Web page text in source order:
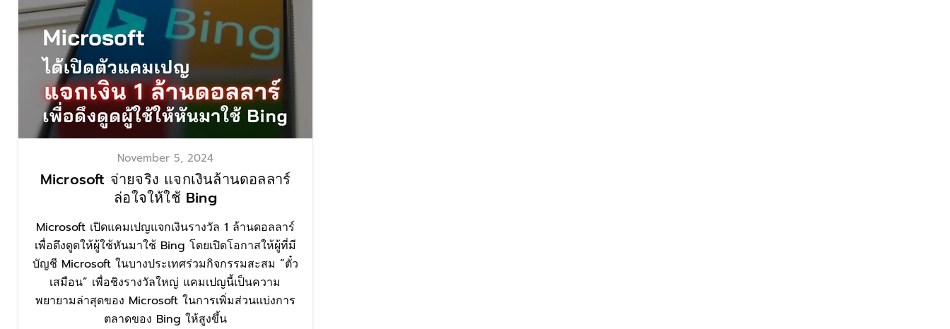
November 5, 2024
Microsoft จ่ายจริง แจกเงินล้านดอลลาร์
ล่อใจให้ใช้ Bing
Microsoft เปิดแคมเปญแจกเงินรางวัล 1 ล้านดอลลาร์
เพื่อดึงดูดให้ผู้ใช้หันมาใช้ Bing โดยเปิดโอกาสให้ผู้ที่มี
บัญชี Microsoft ในบางประเทศร่วมกิจกรรมสะสม “ตั๋ว
เสมือน” เพื่อชิงรางวัลใหญ่ แคมเปญนี้เป็นความ
พยายามล่าสุดของ Microsoft ในการเพิ่มส่วนแบ่งการ
ตลาดของ Bing ให้สูงขึ้น